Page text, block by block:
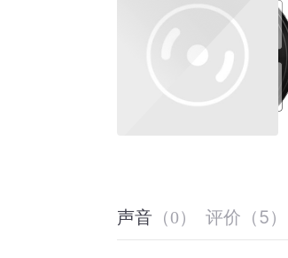
声音 （0） 评价 （ 5）